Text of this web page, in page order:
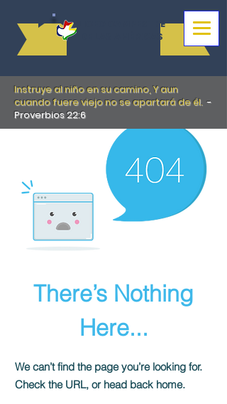
LICEO CAMPESTRE
DE LAS AMÉRICAS
Instruye al niño en su camino, Y aun
cuando fuere viejo no se apartará de él.-
Proverbios 22:6
There’s Nothing
Here...
We can’t find the page you’re looking for.
Check the URL, or head back home.